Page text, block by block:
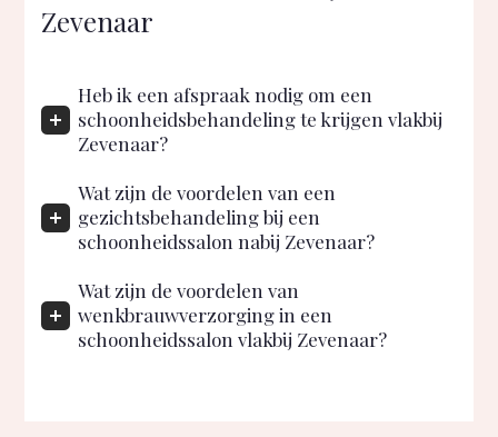
Zevenaar
Heb ik een afspraak nodig om een
schoonheidsbehandeling te krijgen vlakbij
Zevenaar?
Wat zijn de voordelen van een
gezichtsbehandeling bij een
schoonheidssalon nabij Zevenaar?
Wat zijn de voordelen van
wenkbrauwverzorging in een
schoonheidssalon vlakbij Zevenaar?